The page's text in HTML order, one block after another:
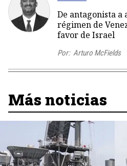
De antagonista
régimen de
favor de Israel
Por: Arturo McFields
Más noticias